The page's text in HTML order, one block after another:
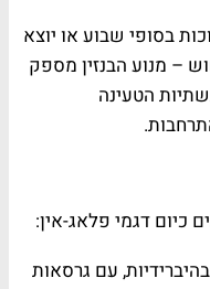
בסופי שבוע או יוצא
– מנוע הבנזין מספק
הטעינה
כיום דגמי פלאג-אין:
עם גרסאות